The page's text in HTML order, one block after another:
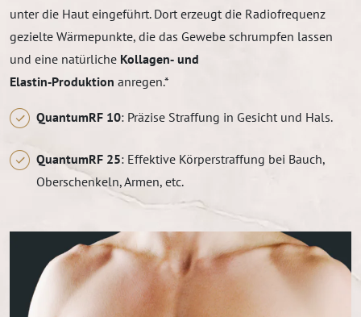
unter die Haut eingeführt. Dort erzeugt die Radiofrequenz
gezielte Wärmepunkte, die das Gewebe schrumpfen lassen
und eine natürliche Kollagen‑ und
Elastin‑Produktion anregen.*
QuantumRF 10: Präzise Straffung in Gesicht und Hals.
QuantumRF 25: Effektive Körperstraffung bei Bauch,
Oberschenkeln, Armen, etc.